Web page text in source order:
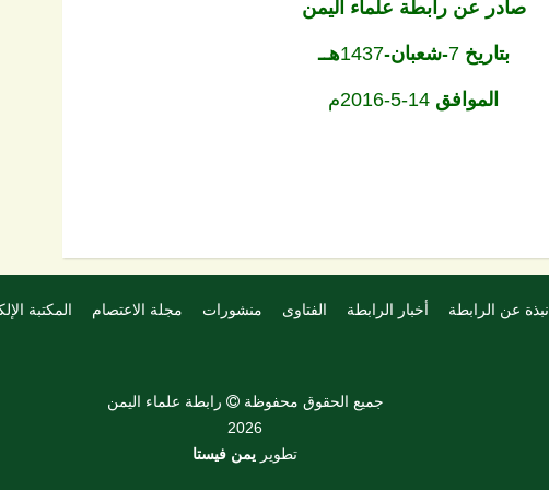
صادر عن رابطة علماء اليمن
بتاريخ7-شعبان-1437هــ
الموافق 14-5-2016م
نبذة عن الرابطة أخبار الرابطة الفتاوى منشورات مجلة الاعتصام المكتبة
جميع الحقوق محفوظة رابطة علماء اليمن
2026
تطوير يمن فيستا